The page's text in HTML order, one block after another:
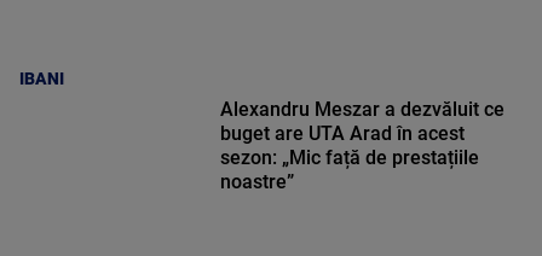
IBANI
Alexandru Meszar a dezvăluit ce
buget are UTA Arad în acest
sezon: „Mic față de prestațiile
noastre”